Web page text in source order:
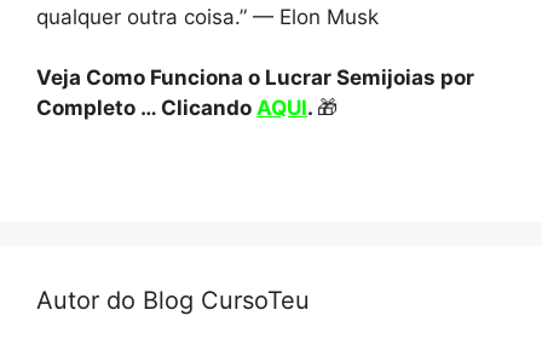
qualquer outra coisa.” — Elon Musk
Veja Como Funciona o Lucrar Semijoias por
Completo … Clicando AQUI. 🎁
Autor do Blog CursoTeu